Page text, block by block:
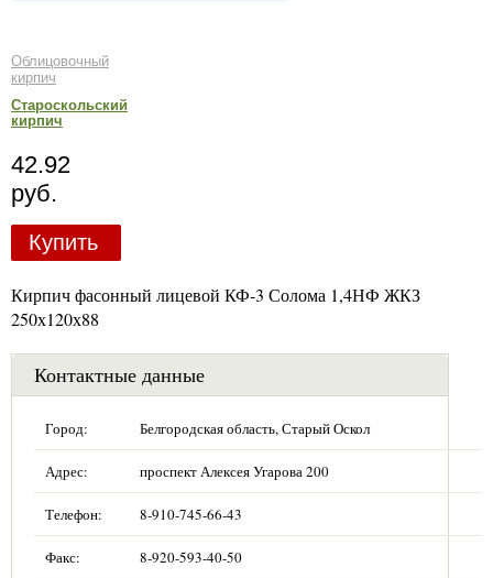
Облицовочный
кирпич
Староскольский
кирпич
42.92
руб.
Купить
Кирпич фасонный лицевой КФ-3 Солома 1,4НФ ЖКЗ
250х120х88
Контактные данные
Город: Белгородская область, Старый Оскол
Адрес: проспект Алексея Угарова 200
Телефон: 8-910-745-66-43
Факс: 8-920-593-40-50